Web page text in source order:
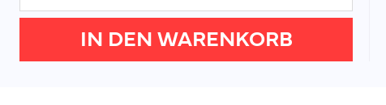
IN DEN WARENKORB